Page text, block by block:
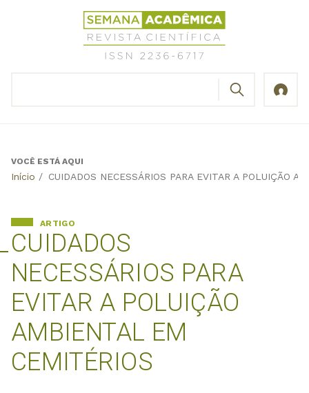
Revista
Científica
Semana
Back
VOCÊ ESTÁ AQUI
Início / CUIDADOS NECESSÁRIOS PARA EVITAR A POLUIÇÃO
CUIDADOS
NECESSÁRIOS PARA
EVITAR A POLUIÇÃO
AMBIENTAL EM
CEMITÉRIOS
ARTIGO